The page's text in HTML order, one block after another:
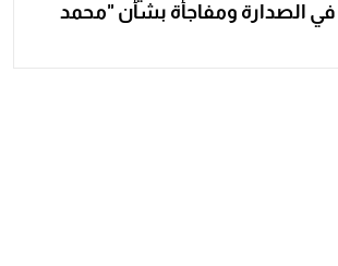
في الصدارة ومفاجأة بشأن "محمد